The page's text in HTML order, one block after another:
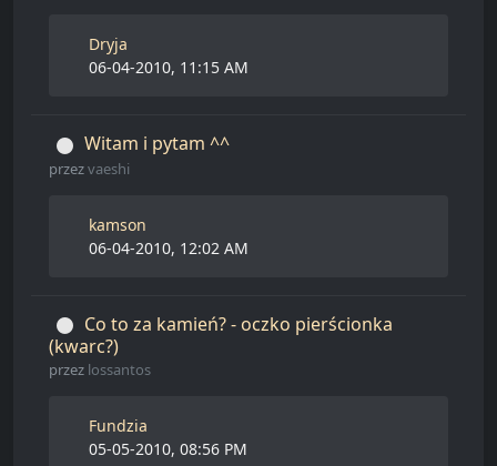
Dryja
06-04-2010, 11:15 AM
Witam i pytam ^^
przezvaeshi
kamson
06-04-2010, 12:02 AM
Co to za kamień? - oczko pierścionka
(kwarc?)
przez lossantos
Fundzia
05-05-2010, 08:56 PM